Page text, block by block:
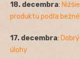
18. decembra:
produktu podľa
17. decembra:
úlohy